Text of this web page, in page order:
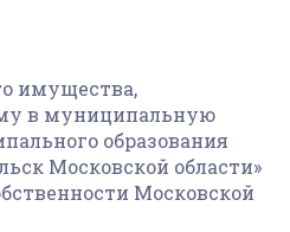
имущества,
в муниципальную
образования
Московской области»
Московской